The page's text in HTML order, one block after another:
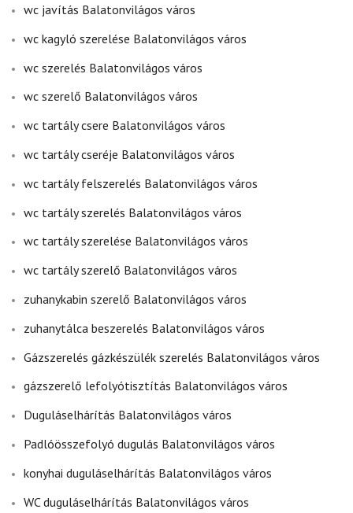
wc javítás Balatonvilágos város
wc kagyló szerelése Balatonvilágos város
wc szerelés Balatonvilágos város
wc szerelő Balatonvilágos város
wc tartály csere Balatonvilágos város
wc tartály cseréje Balatonvilágos város
wc tartály felszerelés Balatonvilágos város
wc tartály szerelés Balatonvilágos város
wc tartály szerelése Balatonvilágos város
wc tartály szerelő Balatonvilágos város
zuhanykabin szerelő Balatonvilágos város
zuhanytálca beszerelés Balatonvilágos város
Gázszerelés gázkészülék szerelés Balatonvilágos város
gázszerelő lefolyótisztítás Balatonvilágos város
Duguláselhárítás Balatonvilágos város
Padlóösszefolyó dugulás Balatonvilágos város
konyhai duguláselhárítás Balatonvilágos város
WC duguláselhárítás Balatonvilágos város